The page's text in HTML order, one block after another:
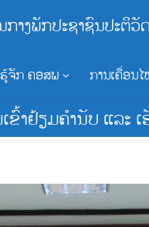
າງພັກປະຊາຊົນປະຕິວັ
ຮູ້ຈັກ ຄອສພ ການເຄື່ອນ
າຢ້ຽມຄຳນັບ ແລະ